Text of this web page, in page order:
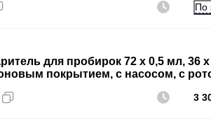
По
для пробирок 72 х 0,5 мл, 36
покрытием, с насосом, с
3